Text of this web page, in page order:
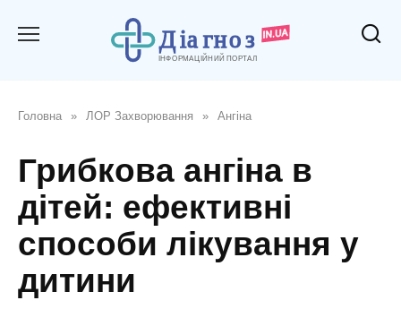
Головна » ЛОР Захворювання » Ангіна
Грибкова ангіна в
дітей: ефективні
способи лікування у
дитини